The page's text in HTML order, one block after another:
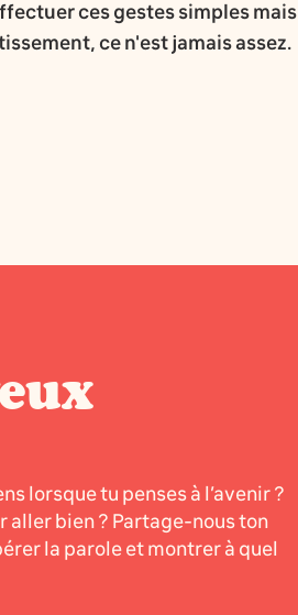
ces gestes simples mais
ce n'est jamais assez.
lorsque tu penses à l’avenir ?
aller bien ? Partage-nous ton
la parole et montrer à quel